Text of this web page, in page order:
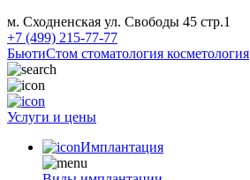
м. Сходненская ул. Свободы 45 стр.1
+7 (499) 215-77-77
БьютиСтом стоматология косметология
Услуги и цены
Имплантация